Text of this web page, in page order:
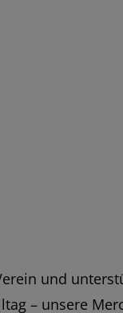
und
– unsere